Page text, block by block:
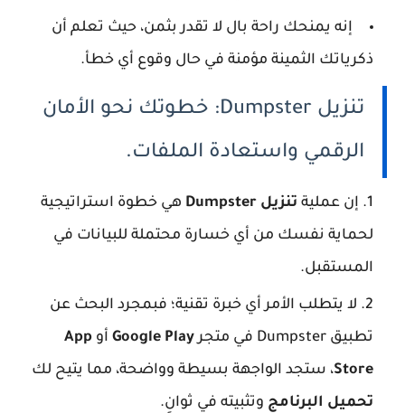
إنه يمنحك راحة بال لا تقدر بثمن، حيث تعلم أن
ذكرياتك الثمينة مؤمنة في حال وقوع أي خطأ.
تنزيل Dumpster: خطوتك نحو الأمان
الرقمي واستعادة الملفات.
إن عملية تنزيل Dumpster
هي خطوة استراتيجية
لحماية نفسك من أي خسارة محتملة للبيانات في
المستقبل.
لا يتطلب الأمر أي خبرة تقنية؛ فبمجرد البحث عن
تطبيق Dumpster في متجر
Google Play أو App
Store، ستجد الواجهة بسيطة وواضحة، مما يتيح لك
تحميل البرنامج وتثبيته في ثوانٍ.